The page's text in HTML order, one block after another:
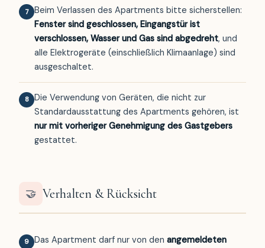
7
Beim Verlassen des Apartments bitte sicherstellen:
Fenster sind geschlossen, Eingangstür ist
verschlossen, Wasser und Gas sind abgedreht, und
alle Elektrogeräte (einschließlich Klimaanlage) sind
ausgeschaltet.
8
Die Verwendung von Geräten, die nicht zur
Standardausstattung des Apartments gehören, ist
nur mit vorheriger Genehmigung des Gastgebers
gestattet.
🤝 Verhalten & Rücksicht
9 Das Apartment darf nur von den angemeldeten